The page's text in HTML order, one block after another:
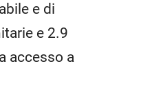
e di
e 2.9
accesso a